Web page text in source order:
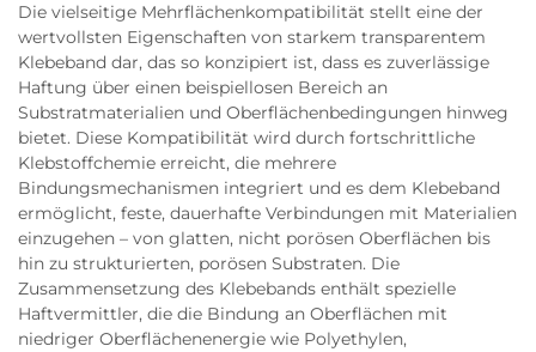
Die vielseitige Mehrflächenkompatibilität stellt eine der
wertvollsten Eigenschaften von starkem transparentem
Klebeband dar, das so konzipiert ist, dass es zuverlässige
Haftung über einen beispiellosen Bereich an
Substratmaterialien und Oberflächenbedingungen hinweg
bietet. Diese Kompatibilität wird durch fortschrittliche
Klebstoffchemie erreicht, die mehrere
Bindungsmechanismen integriert und es dem Klebeband
ermöglicht, feste, dauerhafte Verbindungen mit Materialien
einzugehen – von glatten, nicht porösen Oberflächen bis
hin zu strukturierten, porösen Substraten. Die
Zusammensetzung des Klebebands enthält spezielle
Haftvermittler, die die Bindung an Oberflächen mit
niedriger Oberflächenenergie wie Polyethylen,